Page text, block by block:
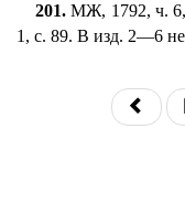
201.МЖ, 1792, ч. 6,
1, с. 89. В изд. 2—6